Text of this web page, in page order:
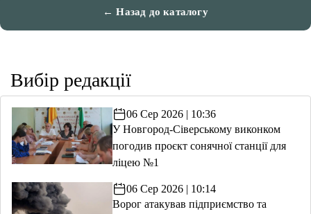
← Назад до каталогу
Вибір редакції
06 Сер 2026 | 10:36
У Новгород-Сіверському виконком
погодив проєкт сонячної станції для
ліцею №1
06 Сер 2026 | 10:14
Ворог атакував підприємство та